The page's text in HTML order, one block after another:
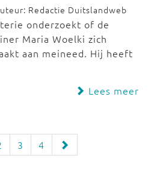
Redactie Duitslandweb
onderzoekt of de
Maria Woelki zich
aan meineed. Hij heeft
Lees meer
3 4